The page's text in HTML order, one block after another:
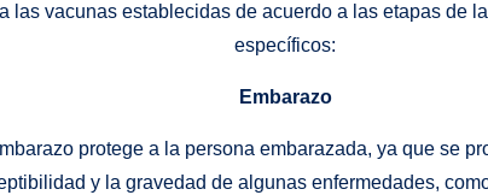
las vacunas establecidas de acuerdo a las etapas de
específicos:
Embarazo
protege a la persona embarazada, ya que se
y la gravedad de algunas enfermedades,